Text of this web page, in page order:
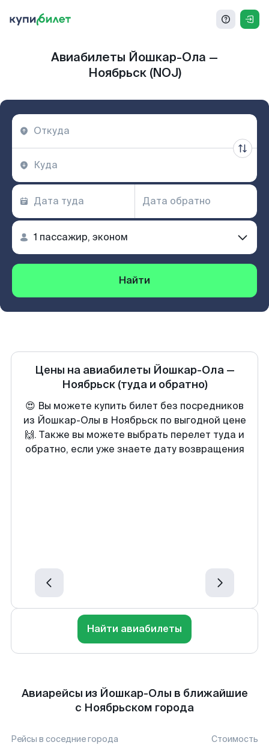
Авиабилеты Йошкар-Ола —
Ноябрьск (NOJ)
Найти
Цены на авиабилеты Йошкар-Ола—
Ноябрьск (туда и обратно)
😍 Вы можете купить билет без посредников
из Йошкар-Олы в Ноябрьск по выгодной цене
🙌. Также вы можете выбрать перелет туда и
обратно, если уже знаете дату возвращения
Найти авиабилеты
Авиарейсы из Йошкар-Олы в ближайшие
с Ноябрьском города
Рейсы в соседние города Стоимость